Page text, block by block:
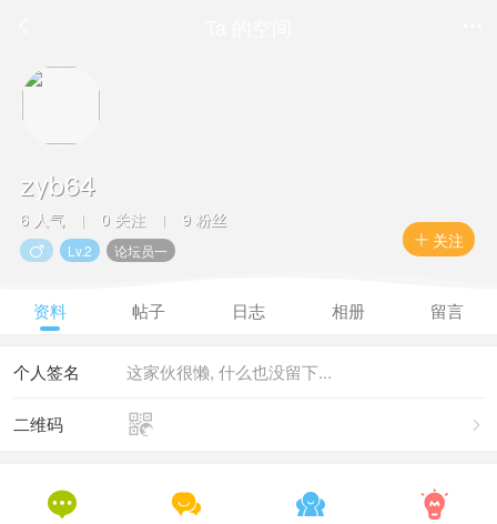
 关注
zyb64
6 人气 | 0 关注 | 9 粉丝
 Lv.2 论坛员一
资料 帖子 日志 相册 留言
这家伙很懒, 什么也没留下...
个人签名


二维码
   